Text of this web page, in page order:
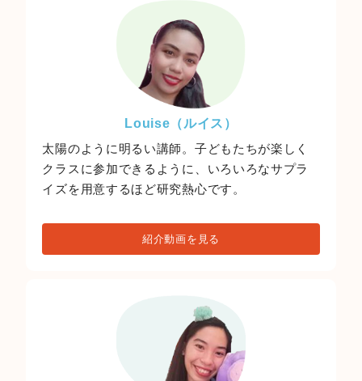
Louise（ルイス）
太陽のように明るい講師。子どもたちが楽しく
クラスに参加できるように、いろいろなサプラ
イズを用意するほど研究熱心です。
紹介動画を見る